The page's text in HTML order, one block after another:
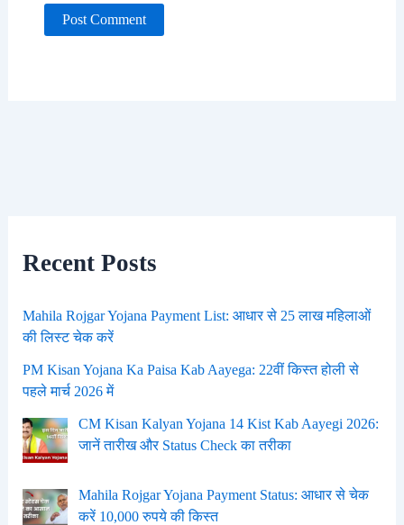
Recent Posts
Mahila Rojgar Yojana Payment List: आधार से 25 लाख महिलाओं
की लिस्ट चेक करें
PM Kisan Yojana Ka Paisa Kab Aayega: 22वीं किस्त होली से
पहले मार्च 2026 में
CM Kisan Kalyan Yojana 14 Kist Kab Aayegi 2026:
जानें तारीख और Status Check का तरीका
Mahila Rojgar Yojana Payment Status: आधार से चेक
करें 10,000 रुपये की किस्त